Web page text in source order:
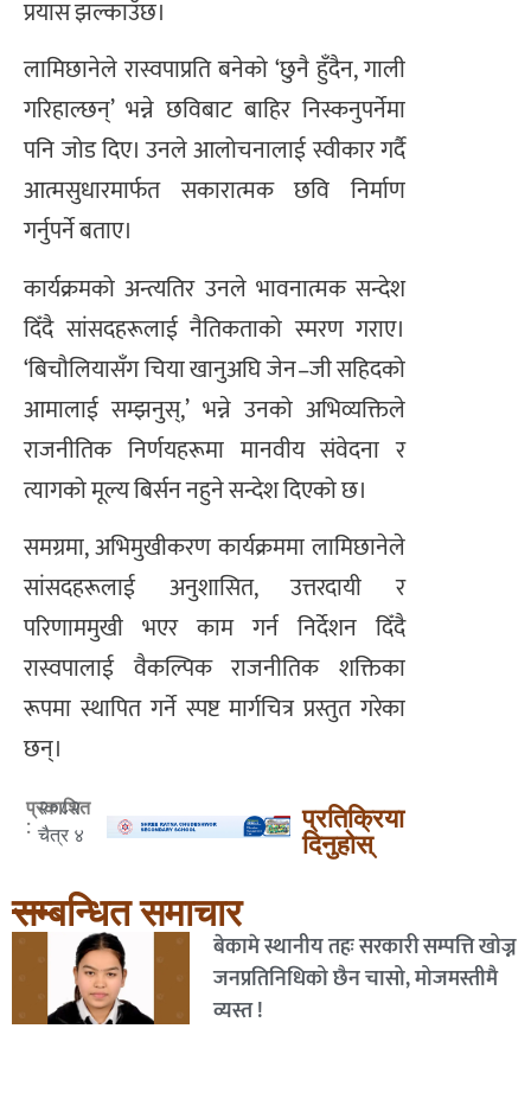
प्रयास झल्काउँछ।
लामिछानेले रास्वपाप्रति बनेको ‘छुनै हुँदैन, गाली
गरिहाल्छन्’ भन्ने छविबाट बाहिर निस्कनुपर्नेमा
पनि जोड दिए। उनले आलोचनालाई स्वीकार गर्दै
आत्मसुधारमार्फत सकारात्मक छवि निर्माण
गर्नुपर्ने बताए।
कार्यक्रमको अन्त्यतिर उनले भावनात्मक सन्देश
दिँदै सांसदहरूलाई नैतिकताको स्मरण गराए।
‘बिचौलियासँग चिया खानुअघि जेन–जी सहिदको
आमालाई सम्झनुस्,’ भन्ने उनको अभिव्यक्तिले
राजनीतिक निर्णयहरूमा मानवीय संवेदना र
त्यागको मूल्य बिर्सन नहुने सन्देश दिएको छ।
समग्रमा, अभिमुखीकरण कार्यक्रममा लामिछानेले
सांसदहरूलाई अनुशासित, उत्तरदायी र
परिणाममुखी भएर काम गर्न निर्देशन दिँदै
रास्वपालाई वैकल्पिक राजनीतिक शक्तिका
रूपमा स्थापित गर्ने स्पष्ट मार्गचित्र प्रस्तुत गरेका
छन्।
प्रकाशित
:
२०८२
चैत्र ४
प्रतिक्रिया
दिनुहोस्
सम्बन्धित समाचार
बेकामे स्थानीय तहः सरकारी सम्पत्ति खोज्न
जनप्रतिनिधिको छैन चासो, मोजमस्तीमै
व्यस्त !